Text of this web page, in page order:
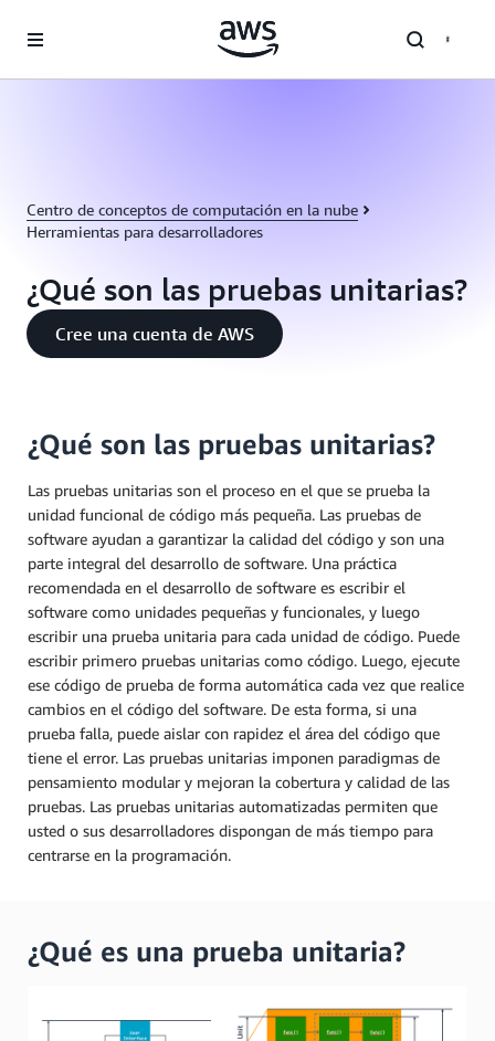
Centro de conceptos de computación en la nube
Herramientas para desarrolladores
¿Qué son las pruebas unitarias?
Cree una cuenta de AWS
¿Qué son las pruebas unitarias?
Las pruebas unitarias son el proceso en el que se prueba la
unidad funcional de código más pequeña. Las pruebas de
software ayudan a garantizar la calidad del código y son una
parte integral del desarrollo de software. Una práctica
recomendada en el desarrollo de software es escribir el
software como unidades pequeñas y funcionales, y luego
escribir una prueba unitaria para cada unidad de código. Puede
escribir primero pruebas unitarias como código. Luego, ejecute
ese código de prueba de forma automática cada vez que realice
cambios en el código del software. De esta forma, si una
prueba falla, puede aislar con rapidez el área del código que
tiene el error. Las pruebas unitarias imponen paradigmas de
pensamiento modular y mejoran la cobertura y calidad de las
pruebas. Las pruebas unitarias automatizadas permiten que
usted o sus desarrolladores dispongan de más tiempo para
centrarse en la programación.
¿Qué es una prueba unitaria?